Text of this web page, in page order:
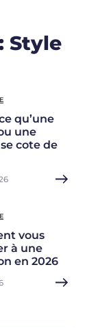
Style
qu’une
une
cote de
vous
à une
en 2026